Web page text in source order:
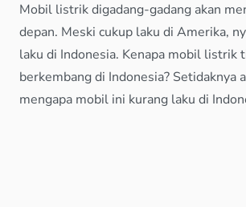
Mobil listrik digadang-gadang akan
depan. Meski cukup laku di Amerika,
laku di Indonesia. Kenapa mobil listrik
berkembang di Indonesia? Setidaknya
mengapa mobil ini kurang laku di